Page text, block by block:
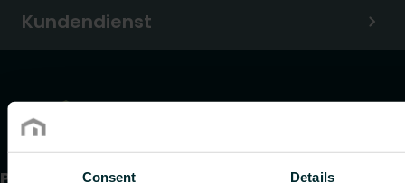
Consent Details
Kundendienst
Produkte